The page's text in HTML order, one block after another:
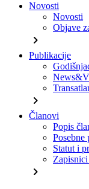
Novosti
Novosti
Objave
chevron_right
Publikacije
chevron_right
Članovi
Popis
Posebne
Statut i
Zapisnici
chevron_right